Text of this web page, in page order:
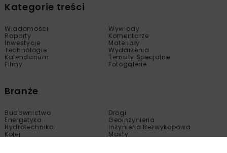
Kategorie treści
Wiadomości
Wywiady
Raporty
Komentarze
Inwestycje
Materiały
Technologie
Wydarzenia
Kalendarium
Tematy Specjalne
Filmy
Fotogalerie
Branże
Budownictwo
Drogi
Energetyka
Geoinżynieria
Hydrotechnika
Inżynieria Bezwykopowa
Kolej
Mosty